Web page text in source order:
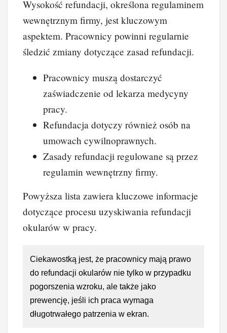
Wysokość refundacji, określona regulaminem
wewnętrznym firmy, jest kluczowym
aspektem. Pracownicy powinni regularnie
śledzić zmiany dotyczące zasad refundacji.
Pracownicy muszą dostarczyć
zaświadczenie od lekarza medycyny
pracy.
Refundacja dotyczy również osób na
umowach cywilnoprawnych.
Zasady refundacji regulowane są przez
regulamin wewnętrzny firmy.
Powyższa lista zawiera kluczowe informacje
dotyczące procesu uzyskiwania refundacji
okularów w pracy.
Ciekawostką jest, że pracownicy mają prawo
do refundacji okularów nie tylko w przypadku
pogorszenia wzroku, ale także jako
prewencję, jeśli ich praca wymaga
długotrwałego patrzenia w ekran.